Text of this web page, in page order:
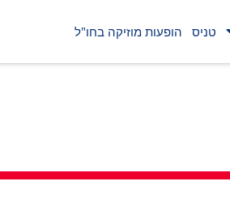
טניס הופעות מוזיקה בחו"ל